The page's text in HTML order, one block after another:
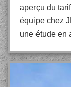
aperçu du
équipe chez
une étude en